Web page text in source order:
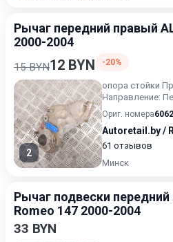
Рычаг передний правый
2000-2004
15 BYN12 BYN -20%
2
опора стойки
Направление:
Ориг. номера
61 отзывов
Минск
Рычаг подвески
Romeo 147 2000-2004
33 BYN